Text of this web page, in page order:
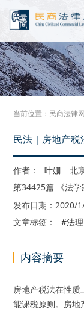
当前位置： 民商法律网
民法｜房地产
作者： 叶姗 北
第34425篇 《法
发布日期：2020/
文章标签： #法理
内容摘要
房地产税法在性
能课税原则。房地